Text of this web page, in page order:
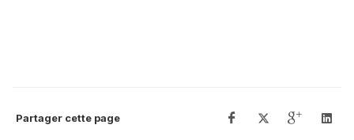
Partager cette page